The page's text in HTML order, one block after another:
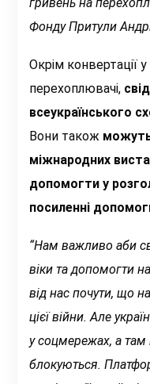
гривень на
Фонду Притули
Окрім конвертації
перехоплювачі,
всеукраїнського
Вони також
міжнародних
допомогти у
посиленні
“Нам важливо аби
віки та допомогти
від нас почути, що
цієї війни. Але
у соцмережах, а там
блокуються.